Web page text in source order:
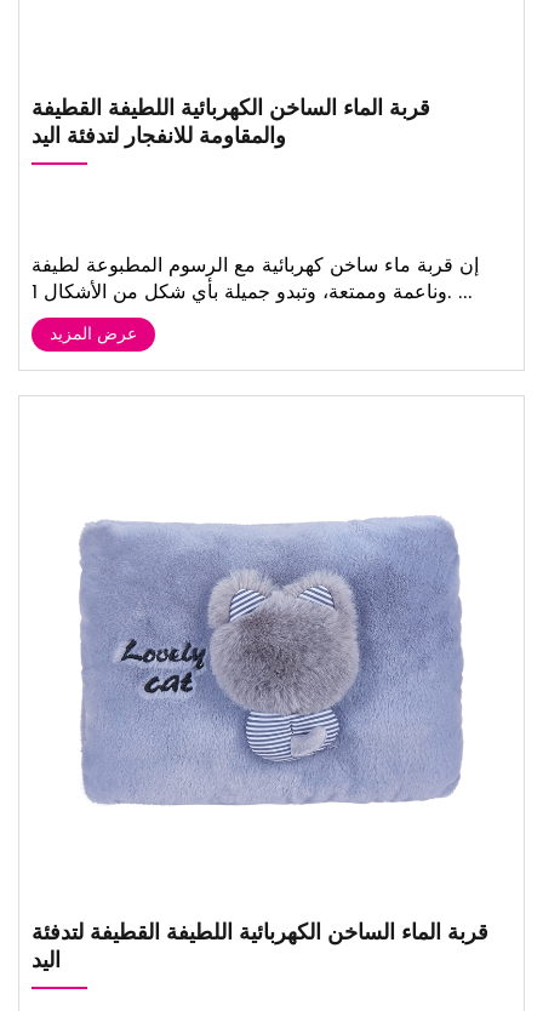
قربة الماء الساخن الكهربائية اللطيفة القطيفة
والمقاومة للانفجار لتدفئة اليد
إن قربة ماء ساخن كهربائية مع الرسوم المطبوعة لطيفة
وناعمة وممتعة، وتبدو جميلة بأي شكل من الأشكال 1. ...
عرض المزيد
قربة الماء الساخن الكهربائية اللطيفة القطيفة لتدفئة
اليد